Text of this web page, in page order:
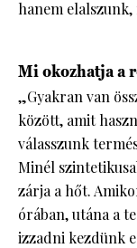
hanem
Mi okozhatja a
„Gyakran van
között, amit
válasszunk
Minél
zárja a hőt.
órában, utána a
izzadni kezdünk